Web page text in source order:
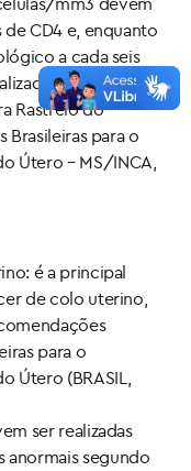
CD4 e, enquanto
a cada seis
na unidade
Rastreio do
Brasileiras para o
Útero – MS/INCA,
é a principal
de colo uterino,
para o
Útero (BRASIL,
ser realizadas
anormais segundo